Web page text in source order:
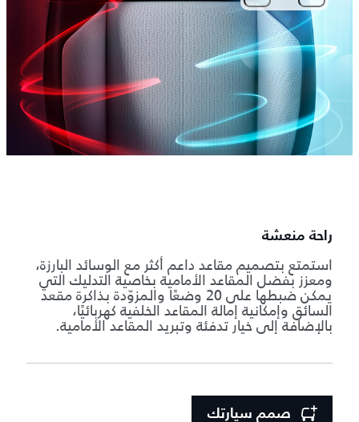
راحة منعشة
استمتع بتصميم مقاعد داعم أكثر مع الوسائد البارزة،
ومعزز بفضل المقاعد الأمامية بخاصية التدليك التي
يمكن ضبطها على 20 وضعًا والمزوّدة بذاكرة مقعد
السائق وإمكانية إمالة المقاعد الخلفية كهربائيًا،
بالإضافة إلى خيار تدفئة وتبريد المقاعد الأمامية.
صمم سيارتك